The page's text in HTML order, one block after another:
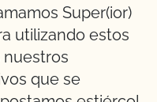
Super(ior)
utilizando estos
nuestros
que se